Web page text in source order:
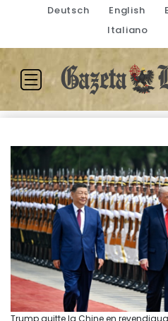
Deutsch English
Italiano